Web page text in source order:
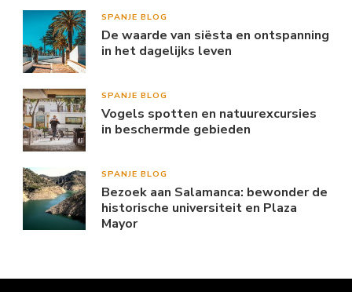
SPANJE BLOG
De waarde van siësta en ontspanning
in het dagelijks leven
SPANJE BLOG
Vogels spotten en natuurexcursies
in beschermde gebieden
SPANJE BLOG
Bezoek aan Salamanca: bewonder de
historische universiteit en Plaza
Mayor